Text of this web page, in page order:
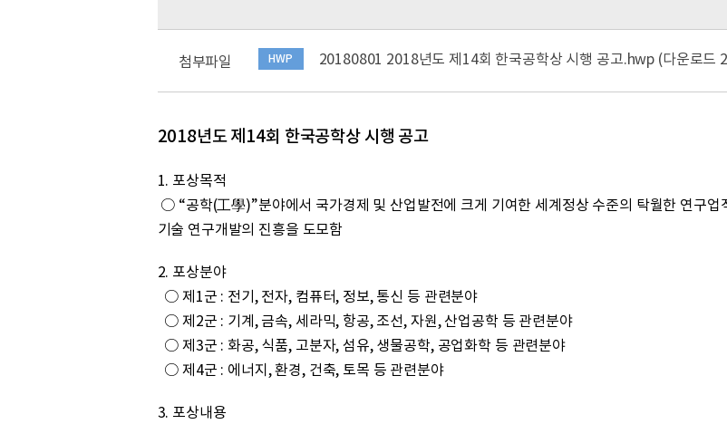
첨부파일 20180801 2018년도 제14회 한국공학상 시행 공고.hwp (다운로드
HWP
2018년도 제14회 한국공학상 시행 공고
1. 포상목적
○ “공학(工學)”분야에서 국가경제 및 산업발전에 크게 기여한 세계정상 수준의 탁월한 연구
기술 연구개발의 진흥을 도모함
2. 포상분야
○ 제1군 : 전기, 전자, 컴퓨터, 정보, 통신 등 관련분야
○ 제2군 : 기계, 금속, 세라믹, 항공, 조선, 자원, 산업공학 등 관련분야
○ 제3군 : 화공, 식품, 고분자, 섬유, 생물공학, 공업화학 등 관련분야
○ 제4군 : 에너지, 환경, 건축, 토목 등 관련분야
3. 포상내용